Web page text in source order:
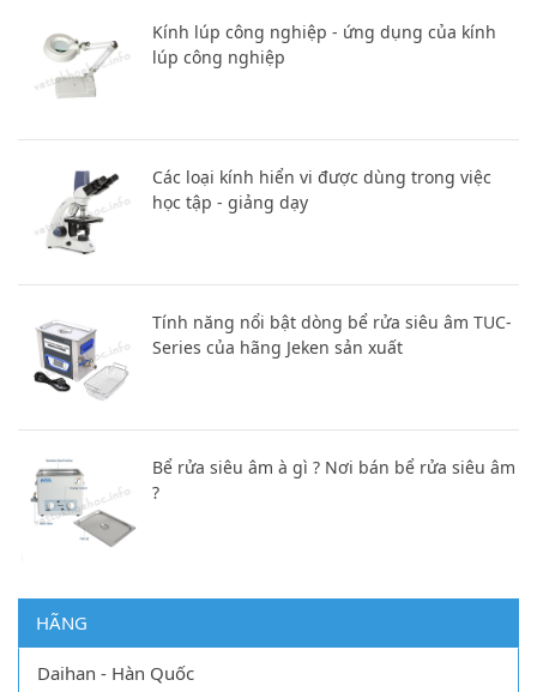
Kính lúp công nghiệp - ứng dụng của kính
lúp công nghiệp
Các loại kính hiển vi được dùng trong việc
học tập - giảng dạy
Tính năng nổi bật dòng bể rửa siêu âm TUC-
Series của hãng Jeken sản xuất
Bể rửa siêu âm à gì ? Nơi bán bể rửa siêu âm
?
HÃNG
Daihan - Hàn Quốc